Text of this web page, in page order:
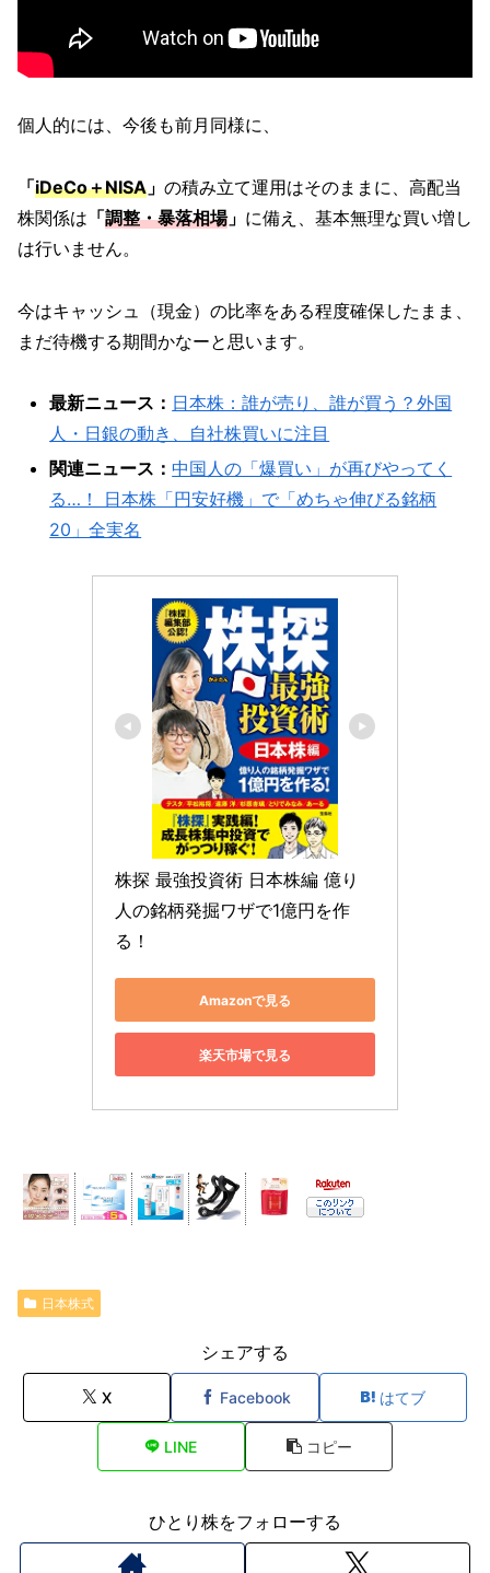
個人的には、今後も前月同様に、
「iDeCo＋NISA 」 の積み立て運用はそのままに、高配当
株関係は 「調整・暴落相場」 に備え、基本無理な買い増し
は行いません。
今はキャッシュ（現金）の比率をある程度確保したまま、
まだ待機する期間かなーと思います。
最新ニュース： 日本株：誰が売り、誰が買う？外国
人・日銀の動き、自社株買いに注目
関連ニュース：中国人の「爆買い」が再びやってく
る…！ 日本株「円安好機」で「めちゃ伸びる銘柄
20」全実名
株探 最強投資術 日本株編 億り
人の銘柄発掘ワザで1億円を作
る！
Amazonで見る
楽天市場で見る
日本株式
シェアする
X Facebook はてブ
LINE コピー
ひとり株をフォローする